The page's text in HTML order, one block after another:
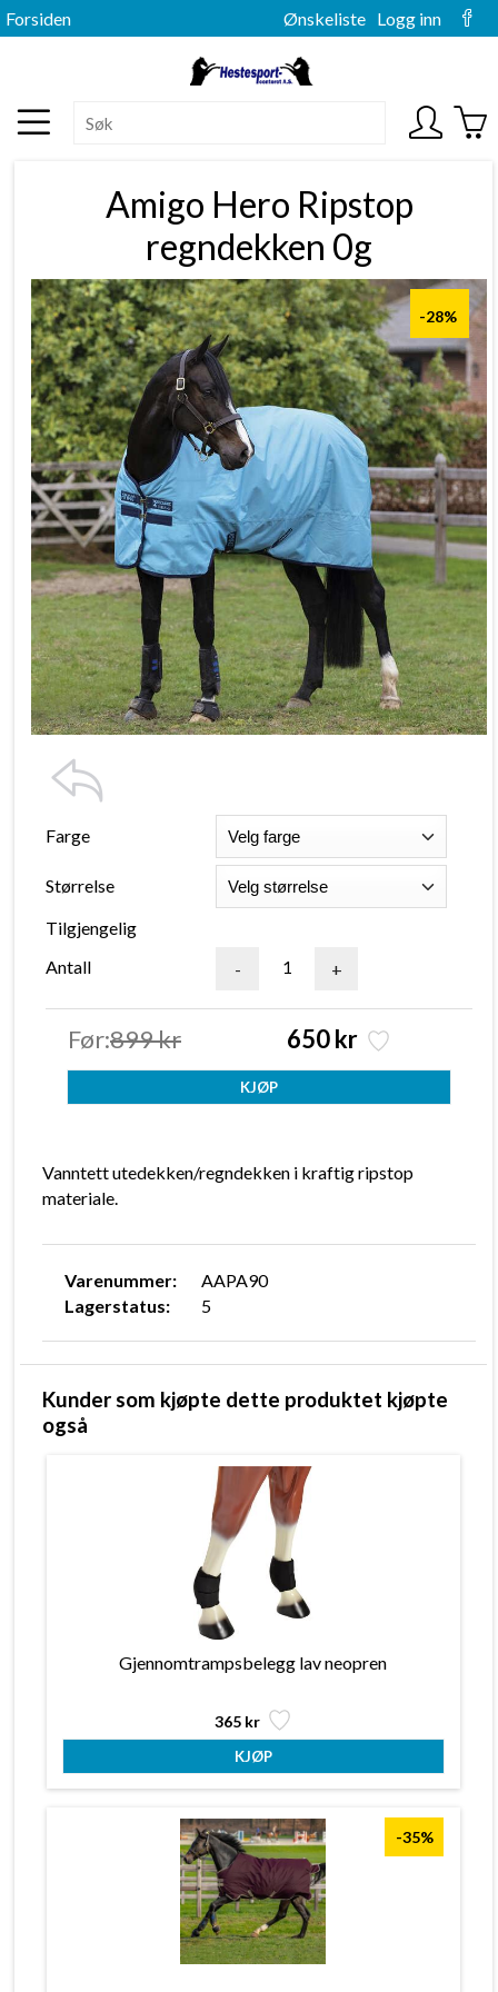
Forsiden Ønskeliste Logg inn
Amigo Hero Ripstop
regndekken 0g
-28%
Farge
Størrelse
Tilgjengelig
Antall
- +
Før:899 kr 650 kr
Varenummer:
AAPA90
Lagerstatus:
5
Vanntett utedekken/regndekken i kraftig ripstop
materiale.
Kunder som kjøpte dette produktet kjøpte
også
Gjennomtrampsbelegg lav neopren
365 kr
-35%